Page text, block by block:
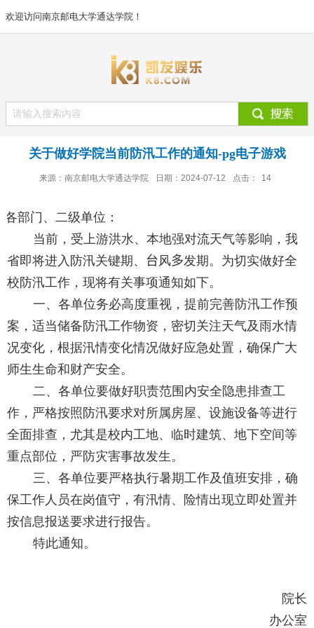
欢迎访问南京邮电大学通达学院！
关于做好学院当前防汛工作的通知-pg电子游戏
来源：南京邮电大学通达学院 日期：2024-07-12 点击： 14
各部门、二级单位：
当前，受上游洪水、本地强对流天气等影响，我
省即将进入防汛关键期、 台风多发期。为切实做好全
校防汛工作，现将有关事项通知如下。
一、各单位务必高度重视，提前完善防汛工作预
案，适当储备防汛工作物资，密切关注天气及雨水情
况变化，根据汛情变化情况做好应急处置，确保广大
师生生命和财产安全。
二、各单位要做好职责范围内安全隐患排查工
作，严格按照防汛要求对所属房屋、设施设备等进行
全面排查，尤其是校内工地、临时建筑、地下空间等
重点部位，严防灾害事故发生。
三、各单位要严格执行暑期工作及值班安排，确
保工作人员在岗值守，有汛情、险情出现立即处置并
按信息报送要求进行报告。
特此通知。
院长
办公室